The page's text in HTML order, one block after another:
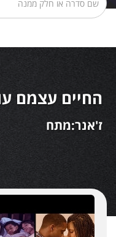
החיים עצמם
ז'אנר:מתח